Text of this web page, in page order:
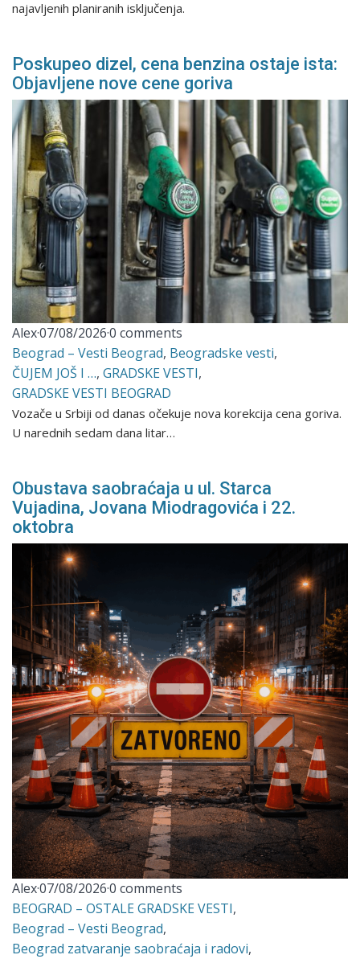
najavljenih planiranih isključenja.
Poskupeo dizel, cena benzina ostaje ista:
Objavljene nove cene goriva
Alex·07/08/2026·0 comments
Beograd – Vesti Beograd, Beogradske vesti,
ČUJEM JOŠ I …,GRADSKE VESTI,
GRADSKE VESTI BEOGRAD
Vozače u Srbiji od danas očekuje nova korekcija cena goriva.
U narednih sedam dana litar…
Obustava saobraćaja u ul. Starca
Vujadina, Jovana Miodragovića i 22.
oktobra
Alex·07/08/2026·0 comments
BEOGRAD – OSTALE GRADSKE VESTI,
Beograd – Vesti Beograd,
Beograd zatvaranje saobraćaja i radovi,